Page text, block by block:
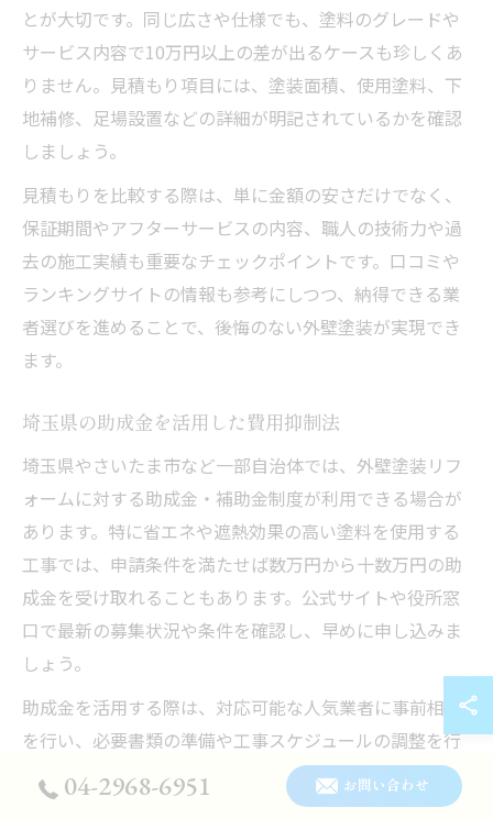
とが大切です。同じ広さや仕様でも、塗料のグレードや
サービス内容で10万円以上の差が出るケースも珍しくあ
りません。見積もり項目には、塗装面積、使用塗料、下
地補修、足場設置などの詳細が明記されているかを確認
しましょう。
見積もりを比較する際は、単に金額の安さだけでなく、
保証期間やアフターサービスの内容、職人の技術力や過
去の施工実績も重要なチェックポイントです。口コミや
ランキングサイトの情報も参考にしつつ、納得できる業
者選びを進めることで、後悔のない外壁塗装が実現でき
ます。
埼玉県の助成金を活用した費用抑制法
埼玉県やさいたま市など一部自治体では、外壁塗装リフ
ォームに対する助成金・補助金制度が利用できる場合が
あります。特に省エネや遮熱効果の高い塗料を使用する
工事では、申請条件を満たせば数万円から十数万円の助
成金を受け取れることもあります。公式サイトや役所窓
口で最新の募集状況や条件を確認し、早めに申し込みま
しょう。
助成金を活用する際は、対応可能な人気業者に事前相談
を行い、必要書類の準備や工事スケジュールの調整を行
うことがポイントです。申請期間が短い場合や予算が上
限に達すると締切となるケースもあるため、余裕を持っ
04-2968-6951 お問い合わせ